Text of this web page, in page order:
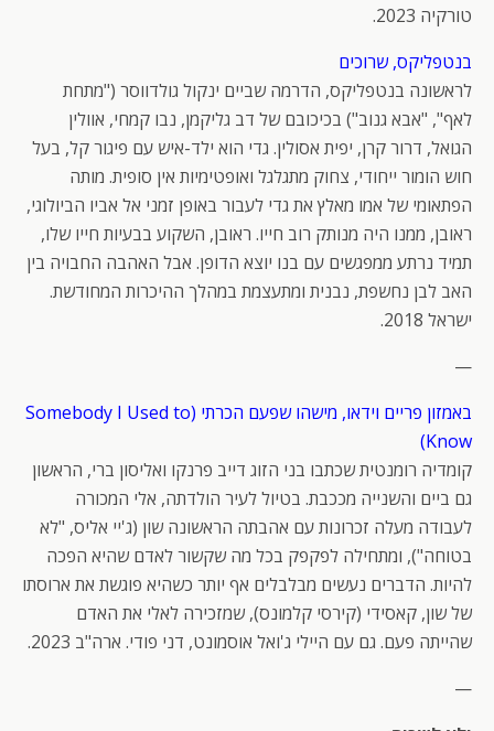
טורקיה 2023.
בנטפליקס, שרוכים
לראשונה בנטפליקס, הדרמה שביים ינקול גולדווסר ("מתחת
לאף", "אבא גנוב") בכיכובם של דב גליקמן, נבו קמחי, אוולין
הגואל, דרור קרן, יפית אסולין. גדי הוא ילד-איש עם פיגור קל, בעל
חוש הומור ייחודי, צחוק מתגלגל ואופטימיות אין סופית. מותה
הפתאומי של אמו מאלץ את גדי לעבור באופן זמני אל אביו הביולוגי,
ראובן, ממנו היה מנותק רוב חייו. ראובן, השקוע בבעיות חייו שלו,
תמיד נרתע ממפגשים עם בנו יוצא הדופן. אבל האהבה החבויה בין
האב לבן נחשפת, נבנית ומתעצמת במהלך ההיכרות המחודשת.
ישראל 2018.
—
באמזון פריים וידאו, מישהו שפעם הכרתי (Somebody I Used to
Know)
קומדיה רומנטית שכתבו בני הזוג דייב פרנקו ואליסון ברי, הראשון
גם ביים והשנייה מככבת. בטיול לעיר הולדתה, אלי המכורה
לעבודה מעלה זכרונות עם אהבתה הראשונה שון (ג'יי אליס, "לא
בטוחה"), ומתחילה לפקפק בכל מה שקשור לאדם שהיא הפכה
להיות. הדברים נעשים מבלבלים אף יותר כשהיא פוגשת את ארוסתו
של שון, קאסידי (קירסי קלמונס), שמזכירה לאלי את האדם
שהייתה פעם. גם עם היילי ג'ואל אוסמונט, דני פודי. ארה"ב 2023.
—